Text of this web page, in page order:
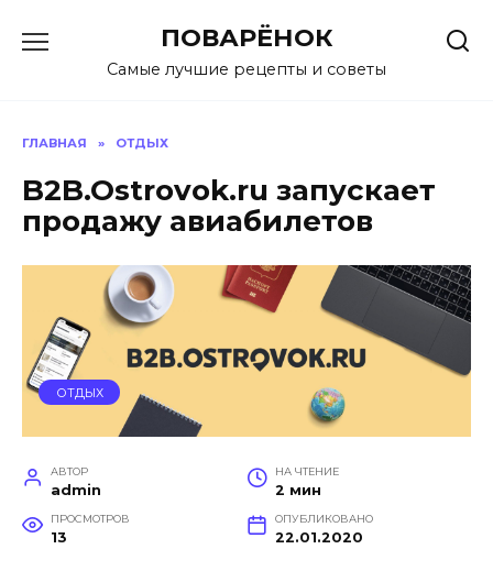
содержанию
ПОВАРЁНОК
Самые лучшие рецепты и советы
ГЛАВНАЯ » ОТДЫХ
B2B.Ostrovok.ru запускает
продажу авиабилетов
ОТДЫХ
АВТОР
admin
НА ЧТЕНИЕ
2 мин
ПРОСМОТРОВ
13
ОПУБЛИКОВАНО
22.01.2020